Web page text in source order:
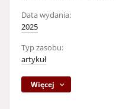
Data wydania:
2025
Typ zasobu:
artykuł
Więcej